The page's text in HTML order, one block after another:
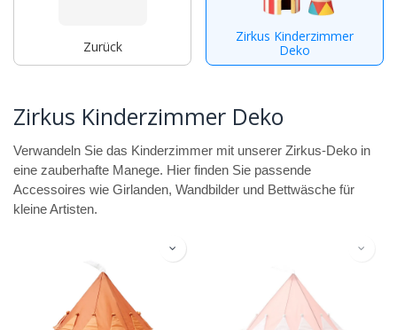
Zurück
Zirkus Kinderzimmer
Deko
Zirkus Kinderzimmer Deko
Verwandeln Sie das Kinderzimmer mit unserer Zirkus-Deko in
eine zauberhafte Manege. Hier finden Sie passende
Accessoires wie Girlanden, Wandbilder und Bettwäsche für
kleine Artisten.